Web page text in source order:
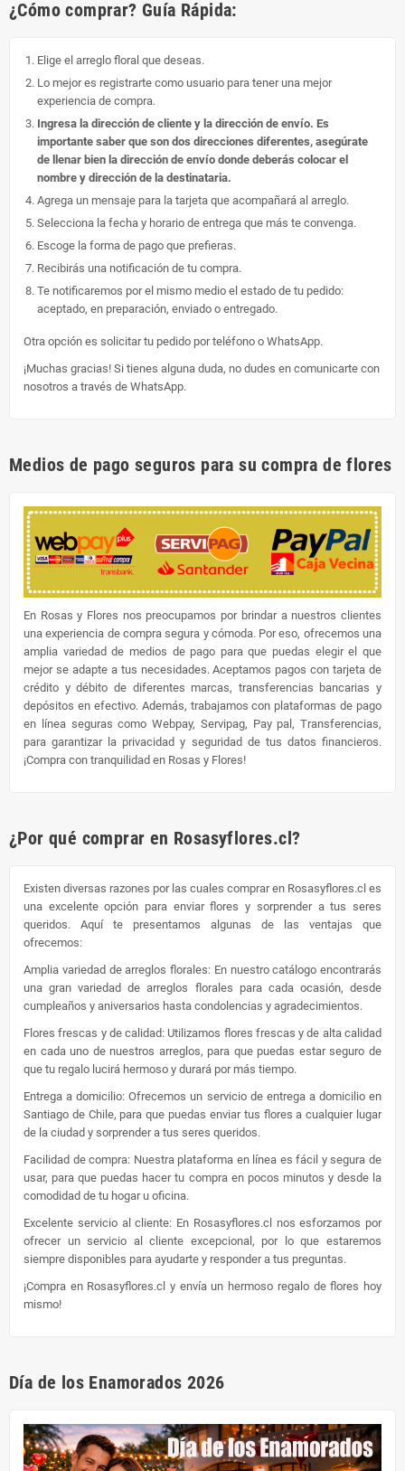
¿Cómo comprar? Guía Rápida:
Elige el arreglo floral que deseas.
Lo mejor es registrarte como usuario para tener una mejor
experiencia de compra.
Ingresa la dirección de cliente y la dirección de envío. Es
importante saber que son dos direcciones diferentes, asegúrate
de llenar bien la dirección de envío donde deberás colocar el
nombre y dirección de la destinataria.
Agrega un mensaje para la tarjeta que acompañará al arreglo.
Selecciona la fecha y horario de entrega que más te convenga.
Escoge la forma de pago que prefieras.
Recibirás una notificación de tu compra.
Te notificaremos por el mismo medio el estado de tu pedido:
aceptado, en preparación, enviado o entregado.
Otra opción es solicitar tu pedido por teléfono o WhatsApp.
¡Muchas gracias! Si tienes alguna duda, no dudes en comunicarte con
nosotros a través de WhatsApp.
Medios de pago seguros para su compra de flores
En Rosas y Flores nos preocupamos por brindar a nuestros clientes
una experiencia de compra segura y cómoda. Por eso, ofrecemos una
amplia variedad de medios de pago para que puedas elegir el que
mejor se adapte a tus necesidades. Aceptamos pagos con tarjeta de
crédito y débito de diferentes marcas, transferencias bancarias y
depósitos en efectivo. Además, trabajamos con plataformas de pago
en línea seguras como Webpay, Servipag, Pay pal, Transferencias,
para garantizar la privacidad y seguridad de tus datos financieros.
¡Compra con tranquilidad en Rosas y Flores!
¿Por qué comprar en Rosasyflores.cl?
Existen diversas razones por las cuales comprar en Rosasyflores.cl es
una excelente opción para enviar flores y sorprender a tus seres
queridos. Aquí te presentamos algunas de las ventajas que
ofrecemos:
Amplia variedad de arreglos florales: En nuestro catálogo encontrarás
una gran variedad de arreglos florales para cada ocasión, desde
cumpleaños y aniversarios hasta condolencias y agradecimientos.
Flores frescas y de calidad: Utilizamos flores frescas y de alta calidad
en cada uno de nuestros arreglos, para que puedas estar seguro de
que tu regalo lucirá hermoso y durará por más tiempo.
Entrega a domicilio: Ofrecemos un servicio de entrega a domicilio en
Santiago de Chile, para que puedas enviar tus flores a cualquier lugar
de la ciudad y sorprender a tus seres queridos.
Facilidad de compra: Nuestra plataforma en línea es fácil y segura de
usar, para que puedas hacer tu compra en pocos minutos y desde la
comodidad de tu hogar u oficina.
Excelente servicio al cliente: En Rosasyflores.cl nos esforzamos por
ofrecer un servicio al cliente excepcional, por lo que estaremos
siempre disponibles para ayudarte y responder a tus preguntas.
¡Compra en Rosasyflores.cl y envía un hermoso regalo de flores hoy
mismo!
Día de los Enamorados 2026